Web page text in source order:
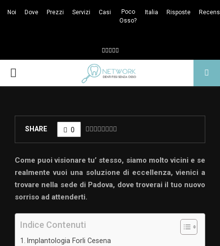
Noi Dove Prezzi Servizi Casi
Poco
Osso?
Italia Risposte
Facebook
Twitter
Tumblr
Youtube
Whatsapp
PRIMARY
SHARE 0
Come puoi visionare tu’ stesso, siamo molto vicini e se
realmente vuoi una soluzione di eccellenza, vienici a
trovare nella sede di Padova, dove troverai il tuo nuovo
sorriso ad attenderti.
Indice Contenuti
Implantologia Forli Cesena